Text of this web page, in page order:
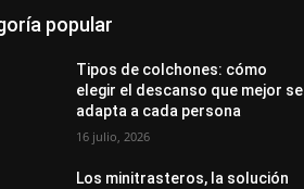
popular
Tipos de colchones: cómo
elegir el descanso que mejor se
adapta a cada persona
16 julio, 2026
Los minitrasteros, la solución